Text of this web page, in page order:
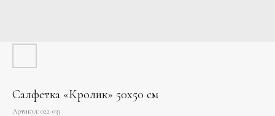
Салфетка «Кролик» 50х50 см
Артикул: 022-033